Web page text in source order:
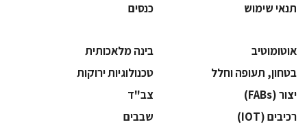
תנאי שימוש
כנסים
אוטומוטיב
בינה מלאכותית
בטחון, תעופה וחלל
‫טכנולוגיות ירוקות‬
‫יצור (‪(FABs‬‬
‫צב"ד‬
‫רכיבים‬ (IOT)
‫שבבים‬